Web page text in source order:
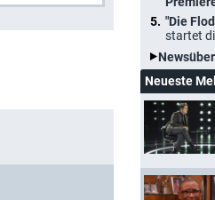
"Die
startet
Neueste